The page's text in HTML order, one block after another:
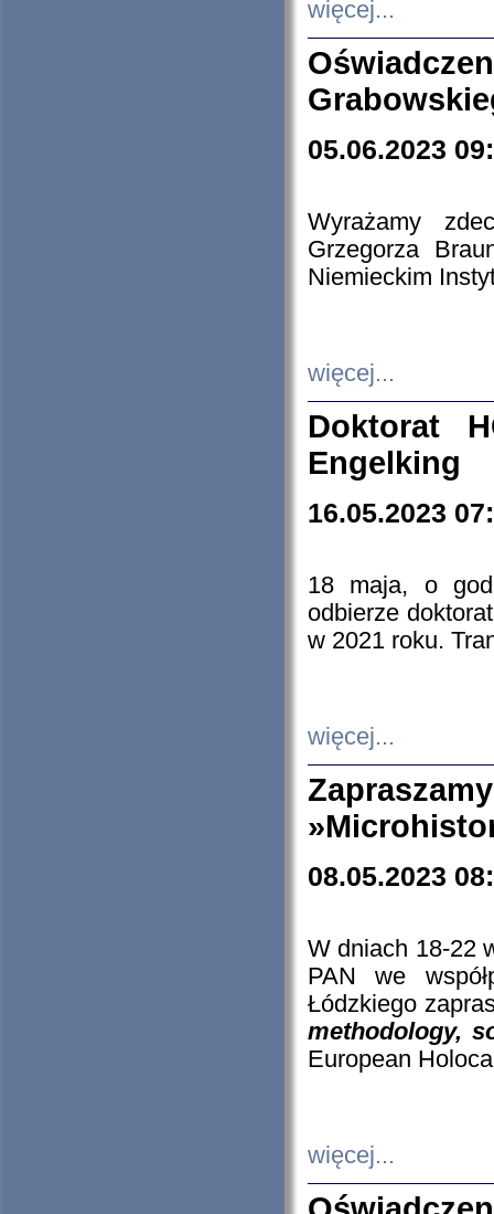
więcej...
05.06.2023
Wyrażamy
Grzegorza
Niemieckim
więcej...
Doktorat
Engelking
16.05.2023
18 maja, o
odbierze
w 2021 roku.
więcej...
08.05.2023
W dniach 18-22
PAN we
Łódzkiego
methodology,
European
więcej...